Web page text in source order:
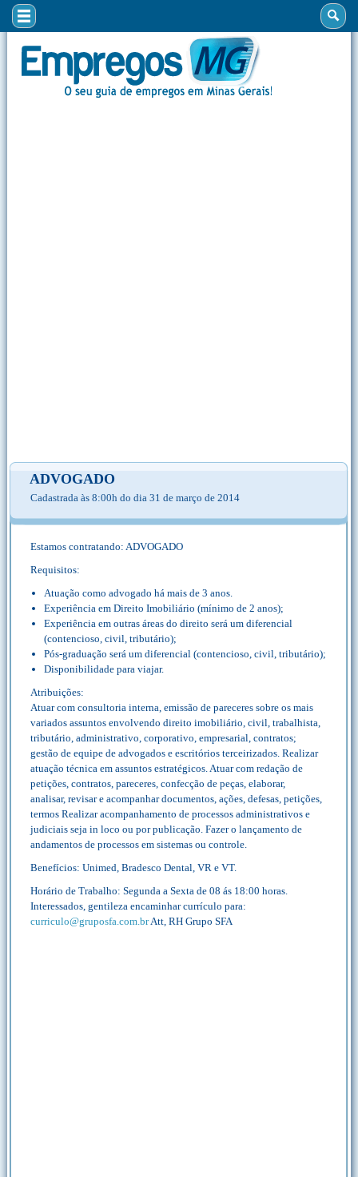
ADVOGADO
Cadastrada às 8:00h do dia 31 de março de 2014
Estamos contratando: ADVOGADO
Requisitos:
Atuação como advogado há mais de 3 anos.
Experiência em Direito Imobiliário (mínimo de 2 anos);
Experiência em outras áreas do direito será um diferencial
(contencioso, civil, tributário);
Pós-graduação será um diferencial (contencioso, civil, tributário);
Disponibilidade para viajar.
Atribuições:
Atuar com consultoria interna, emissão de pareceres sobre os mais
variados assuntos envolvendo direito imobiliário, civil, trabalhista,
tributário, administrativo, corporativo, empresarial, contratos;
gestão de equipe de advogados e escritórios terceirizados. Realizar
atuação técnica em assuntos estratégicos. Atuar com redação de
petições, contratos, pareceres, confecção de peças, elaborar,
analisar, revisar e acompanhar documentos, ações, defesas, petições,
termos Realizar acompanhamento de processos administrativos e
judiciais seja in loco ou por publicação. Fazer o lançamento de
andamentos de processos em sistemas ou controle.
Benefícios: Unimed, Bradesco Dental, VR e VT.
Horário de Trabalho: Segunda a Sexta de 08 ás 18:00 horas.
Interessados, gentileza encaminhar currículo para:
curriculo@gruposfa.com.brAtt, RH Grupo SFA